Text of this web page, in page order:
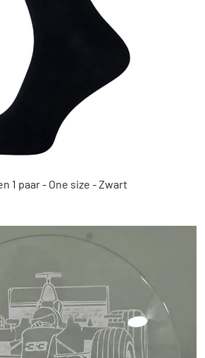
Snel overzicht
1 paar - One size - Zwart